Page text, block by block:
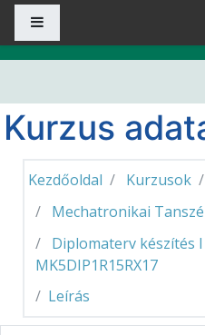
Tovább a fő tartalomhoz
Kurzus
Kezdőoldal Kurzusok
Mechatronikai
Diplomaterv készítés
MK5DIP1R15RX17
Leírás